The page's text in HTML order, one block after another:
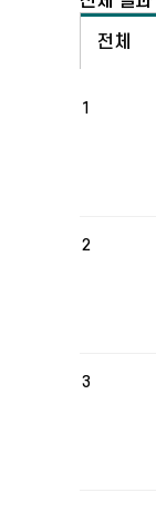
전체
1
2
3